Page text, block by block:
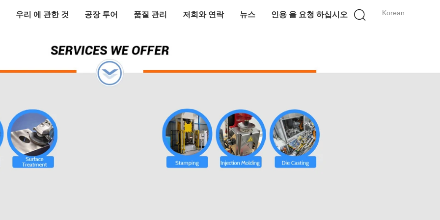
Korean
우리 에 관한 것 공장 투어 품질 관리 저희와 연락 뉴스 인용 을 요청 하십시오